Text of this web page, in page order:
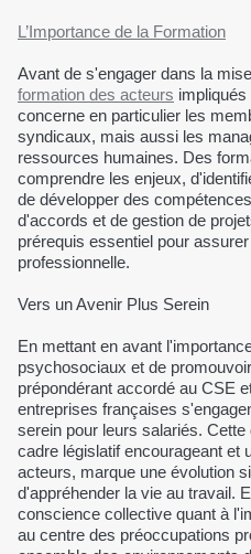
L’Importance de la Formation
Avant de s'engager dans la
formation des acteurs
concerne en particulier les
syndicaux, mais aussi les
ressources humaines. Des
comprendre les enjeux,
de développer des
d'accords et de gestion de
prérequis essentiel pour
professionnelle.
Vers un Avenir Plus Serein
En mettant en avant
psychosociaux et de
prépondérant accordé au CSE
entreprises françaises
serein pour leurs salariés.
cadre législatif encourageant et
acteurs, marque une évolution
d'appréhender la vie au travail.
conscience collective quant à
au centre des préoccupations